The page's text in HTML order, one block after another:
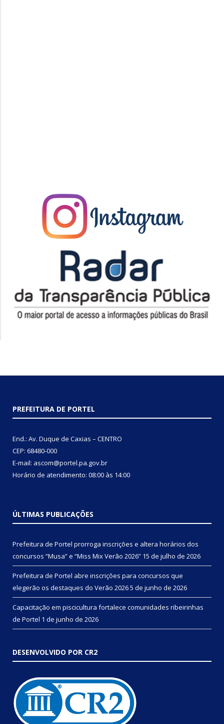
PREFEITURA DE PORTEL
End.: Av. Duque de Caxias – CENTRO
CEP: 68480-000
E-mail: ascom@portel.pa.gov.br
Horário de atendimento: 08:00 às 14:00
ÚLTIMAS PUBLICAÇÕES
Prefeitura de Portel prorroga inscrições e altera horários dos
concursos “Musa” e “Miss Mix Verão 2026” 15 de julho de 2026
Prefeitura de Portel abre inscrições para concursos que
elegerão os destaques do Verão 20265 de junho de 2026
Capacitação em piscicultura fortalece comunidades ribeirinhas
de Portel 1 de junho de 2026
DESENVOLVIDO POR CR2